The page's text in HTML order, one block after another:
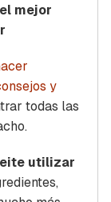
mejor
y
todas las
utilizar